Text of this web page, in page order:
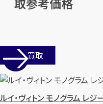
【総合受付】
店舗買取
ルイ・ヴィトン モノグラム レジ